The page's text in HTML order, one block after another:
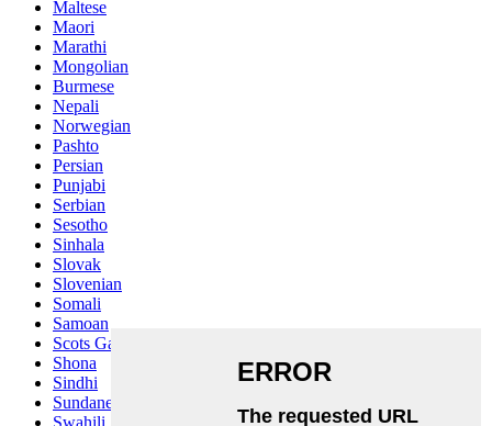
Maltese
Maori
Marathi
Mongolian
Burmese
Nepali
Norwegian
Pashto
Persian
Punjabi
Serbian
Sesotho
Sinhala
Slovak
Slovenian
Somali
Samoan
Scots Gaelic
Shona
Sindhi
Sundanese
Swahili